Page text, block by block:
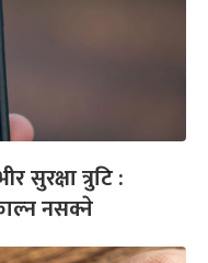
सुरक्षा त्रुटि :
नसक्ने